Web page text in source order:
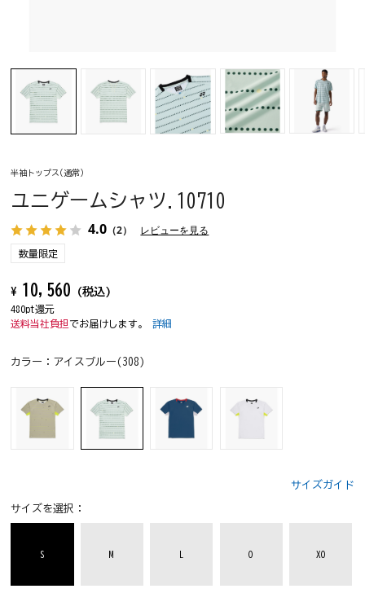
半袖トップス(通常)
ユニゲームシャツ.10710
4.0 （2） レビューを見る
数量限定
¥ 10,560 (税込)
480pt還元
送料当社負担 でお届けします。詳細
カラー： アイスブルー(308)
サイズガイド
サイズを選択：
S M O XO